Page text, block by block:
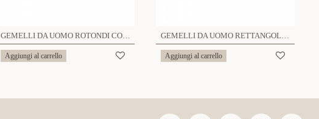
GEMELLI DA UOMO ROTONDI CON TESTE DI VITI - RD241112B561
Aggiungi al carrello
GEMELLI DA UOMO RETTANGOLARI OPACHI CON TESTE DI VITI - RD24108B559
Aggiungi al carrello